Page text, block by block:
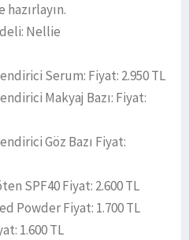
Nellie
Serum: Fiyat: 2.950 TL
Makyaj Bazı: Fiyat:
Göz Bazı Fiyat:
SPF40 Fiyat: 2.600 TL
Powder Fiyat: 1.700 TL
1.600 TL